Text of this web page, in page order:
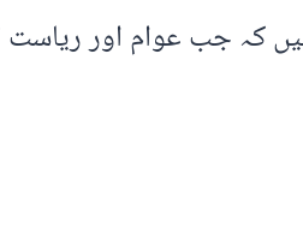
کہ جب عوام اور